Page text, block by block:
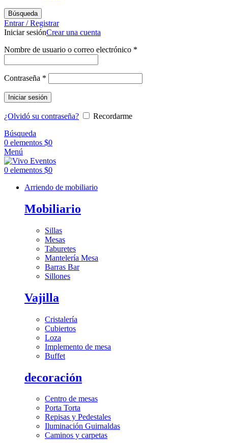
Búsqueda
Entrar / Registrar
Iniciar sesiónCrear una cuenta
Nombre de usuario o correo electrónico *
Contraseña *
Iniciar sesión
¿Olvidó su contraseña?
Recordarme
Búsqueda
0 elementos $0
Menú
0 elementos $0
Arriendo de mobiliario
Mobiliario
Sillas
Mesas
Taburetes
Mantelería Mesa
Barras Bar
Sillones
Vajilla
Cristalería
Cubiertos
Loza
Implemento de mesa
Buffet
decoración
Centro de mesas
Porta Torta
Repisas y Pedestales
Iluminación Guirnaldas
Caminos y carpetas